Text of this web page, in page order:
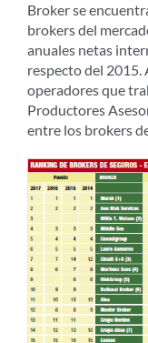
Broker se
brokers del
anuales netas
respecto del 2015.
operadores que
Productores
entre los brokers